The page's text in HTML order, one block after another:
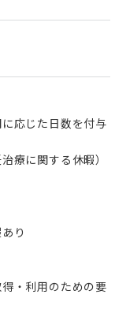
応じた日数を付与
療に関する休暇）
り
・利用のための要